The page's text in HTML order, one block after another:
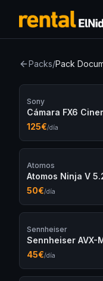
Packs/Pack
Sony
125€/día
Atomos
50€/día
Sennheiser
45€/día